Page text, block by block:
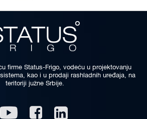
firme Status-Frigo, vodeću u projektovanju
kao i u prodaji rashladnih uređaja, na
teritoriji južne Srbije.
Youtube Facebook